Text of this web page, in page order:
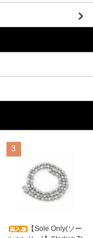
3
【Sole Only(ソー